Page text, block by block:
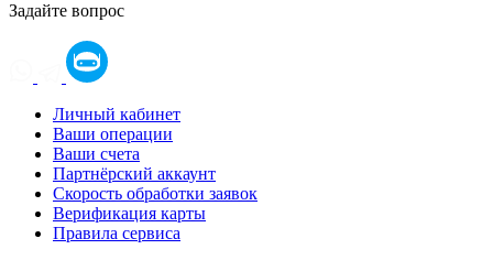
Задайте вопрос
Личный кабинет
Ваши операции
Ваши счета
Партнёрский аккаунт
Скорость обработки заявок
Верификация карты
Правила сервиса